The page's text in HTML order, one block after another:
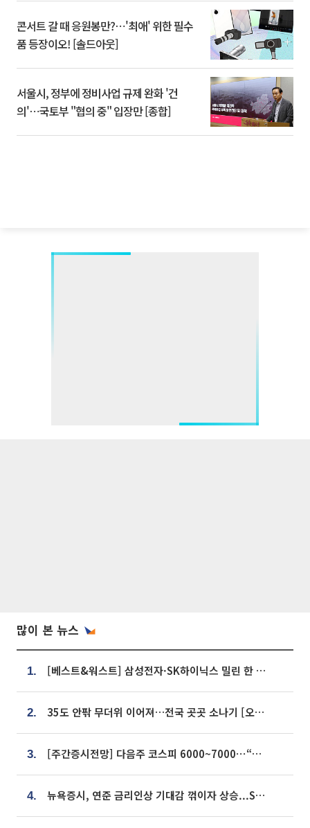
콘서트 갈 때 응원봉만?⋯'최애' 위한 필수
품 등장이오! [솔드아웃]
서울시, 정부에 정비사업 규제 완화 '건
의'⋯국토부 "협의 중" 입장만 [종합]
많이 본 뉴스
1. [베스트&워스트] 삼성전자·SK하이닉스 밀린 한 주…상상인증권은 85% 급등
2. 35도 안팎 무더위 이어져…전국 곳곳 소나기 [오늘 날씨]
3. [주간증시전망] 다음주 코스피 6000~7000⋯“外人 수급은 정책이 변수”
4. 뉴욕증시, 연준 금리인상 기대감 꺾이자 상승...S&P500 사상 최고치 [종합]